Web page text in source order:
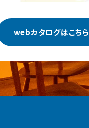
webカタログはこちら